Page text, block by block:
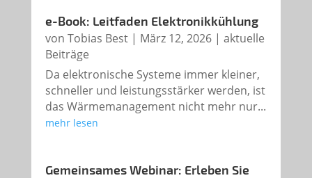
e-Book: Leitfaden Elektronikkühlung
von Tobias Best| März 12, 2026| aktuelle
Beiträge
Da elektronische Systeme immer kleiner,
schneller und leistungsstärker werden, ist
das Wärmemanagement nicht mehr nur...
mehr lesen
Gemeinsames Webinar: Erleben Sie